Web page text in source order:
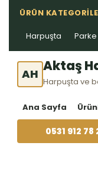
ÜRÜN
Harpuşta Parke
AH Aktaş
Harpuşta ve
Ana Sayfa
0531 912 78